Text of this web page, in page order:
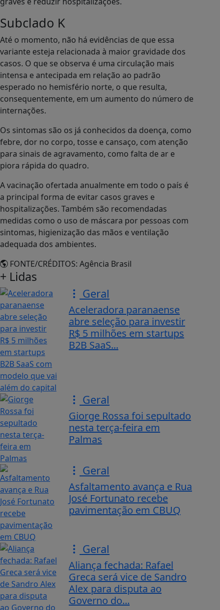
Subclado K
Até o momento, não há evidências de que essa
variante esteja relacionada à maior gravidade dos
casos. O que se observa é uma circulação mais
intensa e antecipada em relação ao padrão
esperado no hemisfério norte, o que resulta,
consequentemente, em um aumento do número de
internações.
Os sintomas são os já conhecidos da doença, como
febre, dor no corpo, tosse e cansaço, com atenção
para sinais de agravamento, como falta de ar e
piora rápida do quadro.
A vacinação ofertada anualmente em todo o país é
a principal forma de evitar casos graves e
hospitalizações. Também são recomendadas
medidas como o uso de máscara por pessoas com
sintomas, higienização das mãos e ventilação
adequada dos ambientes.
FONTE/CRÉDITOS: Agência Brasil
+ Lidas
Geral
Aceleradora paranaense
abre seleção para investir
R$ 5 milhões em startups
B2B SaaS...
Geral
Giorge Rossa foi sepultado
nesta terça-feira em
Palmas
Geral
Asfaltamento avança e Rua
José Fortunato recebe
pavimentação em CBUQ
Geral
Aliança fechada: Rafael
Greca será vice de Sandro
Alex para disputa ao
Governo do...